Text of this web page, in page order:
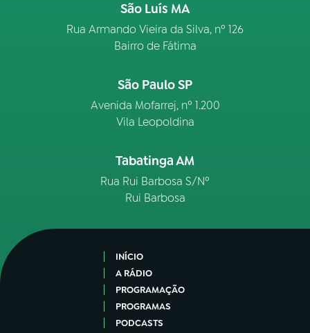
São Luís MA
Rua Armando Vieira da Silva, nº 126
Bairro de Fátima
São Paulo SP
Avenida Mofarrej, nº 1.200
Vila Leopoldina
Tabatinga AM
Rua Rui Barbosa S/Nº
Rui Barbosa
INÍCIO
A RÁDIO
PROGRAMAÇÃO
PROGRAMAS
PODCASTS